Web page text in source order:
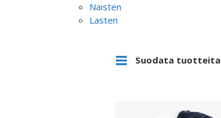
Naisten
Lasten
Suodata tuotteita